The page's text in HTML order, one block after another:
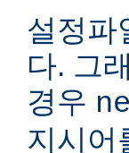
설정파
다. 그
경우
지시어